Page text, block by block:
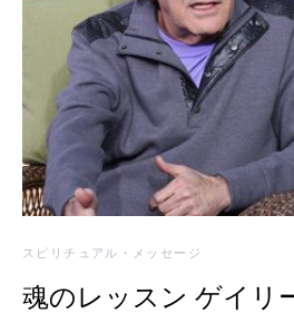
スピリチュアル・メッセージ
魂のレッスン ゲイリ